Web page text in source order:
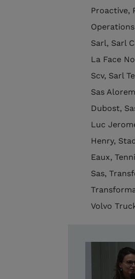
Proactive,
Sarl, Sarl
La Face
Scv, Sarl
Sas
Dubost,
Luc
Henry,
Eaux,
Sas,
Volvo